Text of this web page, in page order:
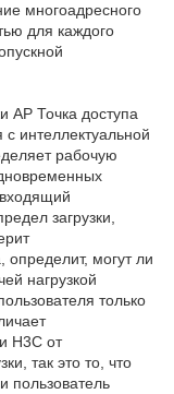
многоадресного
для каждого
AP Точка доступа
интеллектуальной
рабочую
загрузки,
определит, могут ли
нагрузкой
только
H3C от
так это то, что
пользователь